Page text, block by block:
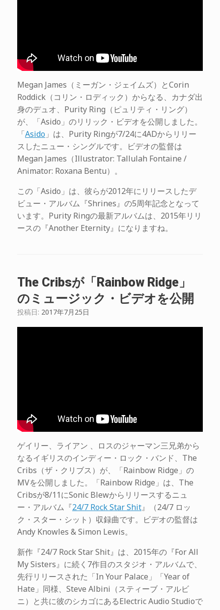
Megan James（ミーガン・ジェイムズ）とCorin
Roddick（コリン・ロディック）からなる、カナダ出
身のデュオ、Purity Ring（ピュリティ・リング）
が、「Asido」のリリック・ビデオを公開しました。
「Asido 」は、Purity Ringが7/24に4ADからリリー
スしたニュー・シングルです。ビデオの監督は
Megan James（Illustrator: Tallulah Fontaine /
Animator: Roxana Bentu）。
この「Asido」は、彼らが2012年にリリースしたデ
ビュー・アルバム『Shrines』の5周年記念となって
います。Purity Ringの最新アルバムは、2015年リリ
ースの『Another Eternity』になりますね。
The Cribsが「Rainbow Ridge」
のミュージック・ビデオを公開
投稿日: 2017年7月25日
ゲイリー、ライアン 、ロスのジャーマン三兄弟から
なるイギリスのインディー・ロック・バンド、The
Cribs（ザ・クリブス）が、「Rainbow Ridge」の
MVを公開しました。「Rainbow Ridge」は、The
Cribsが8/11にSonic Blewからリリースするニュ
ー・アルバム『24/7 Rock Star Shit』（24/7 ロッ
ク・スター・シット）収録曲です。ビデオの監督は
Andy Knowles & Simon Lewis。
新作『24/7 Rock Star Shit』は、2015年の『For All
My Sisters』に続く7作目のスタジオ・アルバムで、
先行リリースされた「In Your Palace」「Year of
Hate」同様、Steve Albini（スティーブ・アルビ
ニ）と共に彼のシカゴにあるElectric Audio Studioで